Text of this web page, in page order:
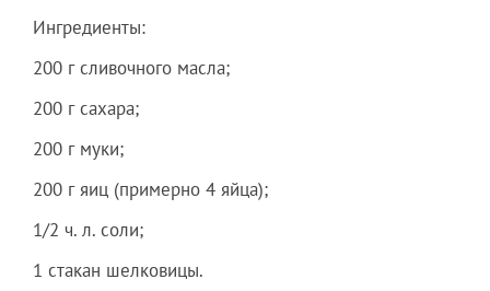
Ингредиенты:
200 г сливочного масла;
200 г сахара;
200 г муки;
200 г яиц (примерно 4 яйца);
1/2 ч. л. соли;
1 стакан шелковицы.